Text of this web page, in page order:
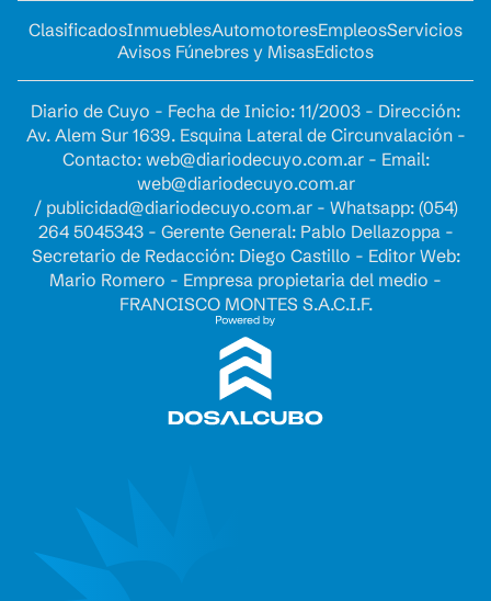
ClasificadosInmueblesAutomotoresEmpleosServicios
Avisos Fúnebres y MisasEdictos
Diario de Cuyo - Fecha de Inicio: 11/2003 - Dirección:
Av. Alem Sur 1639. Esquina Lateral de Circunvalación -
Contacto: web@diariodecuyo.com.ar- Email:
web@diariodecuyo.com.ar
/ publicidad@diariodecuyo.com.ar- Whatsapp: (054)
264 5045343 - Gerente General: Pablo Dellazoppa -
Secretario de Redacción: Diego Castillo - Editor Web:
Mario Romero - Empresa propietaria del medio -
FRANCISCO MONTES S.A.C.I.F.